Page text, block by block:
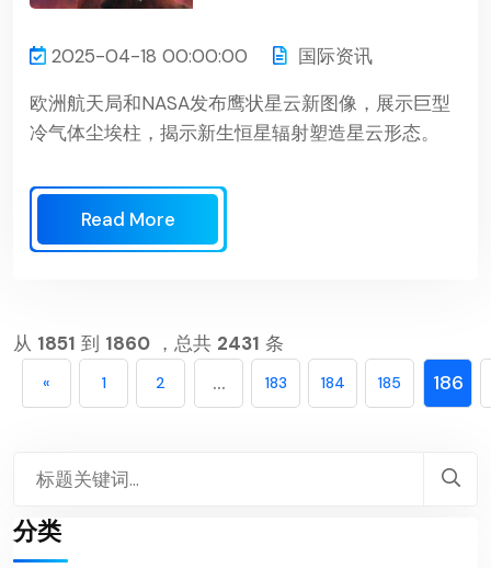
2025-04-18 00:00:00
国际资讯
欧洲航天局和NASA发布鹰状星云新图像，展示巨型
冷气体尘埃柱，揭示新生恒星辐射塑造星云形态。
Read More
从 1851 到 1860 ，总共 2431 条
« 1 2 ... 183 184 185 186
分类